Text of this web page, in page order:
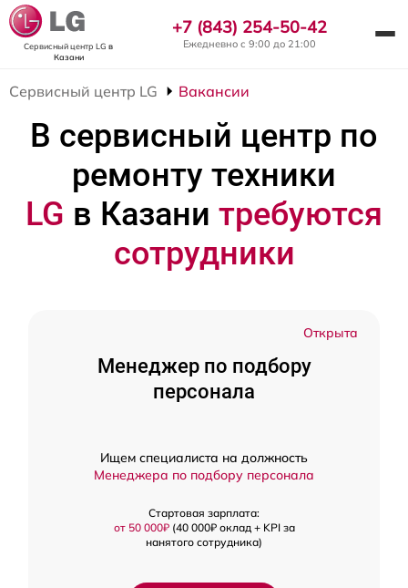
Сервисный центр LG в
Казани
+7 (843) 254-50-42
Ежедневно с 9:00 до 21:00
Сервисный центр LG Вакансии
В сервисный центр по
ремонту техники
LG в Казани требуются
сотрудники
Открыта
Менеджер по подбору
персонала
Ищем специалиста на должность
Менеджера по подбору персонала
Стартовая зарплата:
от 50 000₽(40 000₽ оклад + KPI за
нанятого сотрудника)